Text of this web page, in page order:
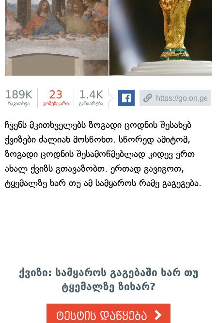
189K
წაკითხვა
23
კომენტარი
1.4K
გაზიარება
ჩვენს მკითხველებს ზოგადი ცოდნის შესახებ
ქვიზები ძალიან მოსწონთ. სწორედ ამიტომ,
ზოგადი ცოდნის შესამოწმებლად კიდევ ერთ
ახალ ქვიზს გთავაზობთ. ერთად გავიგოთ,
ტყემალზე ხარ თუ ამ სამყაროს რამე გაგეგება.
ქვიზი: სამყაროს გაგებაში ხარ თუ
ტყემალზე ზიხარ?
ტესტის დაწყება